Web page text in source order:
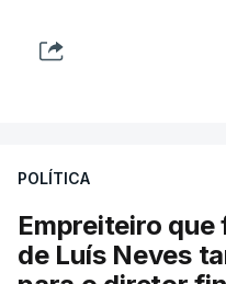
POLÍTICA
Empreiteiro que
de Luís Neves